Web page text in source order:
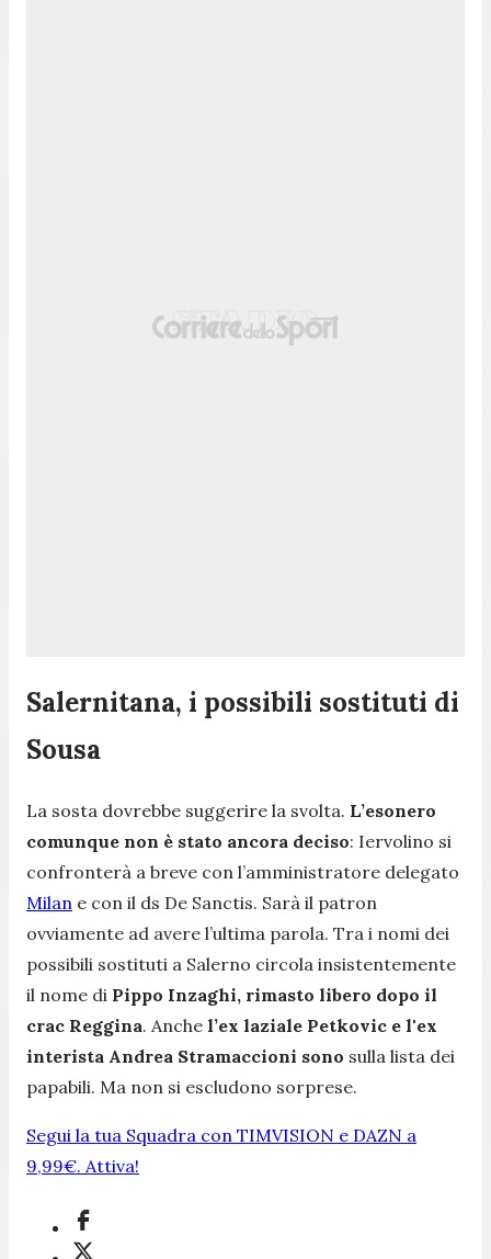
Salernitana, i possibili sostituti di
Sousa
La sosta dovrebbe suggerire la svolta. L’esonero
comunque non è stato ancora deciso: Iervolino si
confronterà a breve con l’amministratore delegato
Milan e con il ds De Sanctis. Sarà il patron
ovviamente ad avere l’ultima parola. Tra i nomi dei
possibili sostituti a Salerno circola insistentemente
il nome di Pippo Inzaghi, rimasto libero dopo il
crac Reggina. Anche l’ex laziale Petkovic e l'ex
interista Andrea Stramaccioni sono sulla lista dei
papabili. Ma non si escludono sorprese.
Segui la tua Squadra con TIMVISION e DAZN a
9,99€. Attiva!